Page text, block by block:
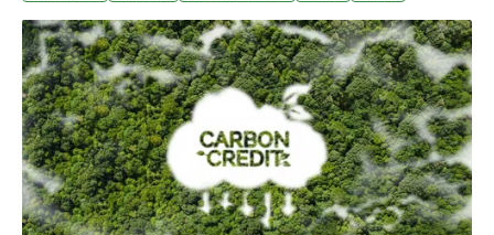
所成立一年 交易體系漸成形台灣碳權交易所成立一年，交
易體系逐漸形成，目前上架六項國外碳權，台灣碳權最快
下個月上架，相關的管理辦法（溫室氣體減量額度交易拍
賣及移轉管理辦法）已在15日正式上路。然而，一些誇大
減碳成效的專案，恐使業者花冤枉錢買到「垃圾碳權」。
台灣碳權交易所總經理田建中22日表示，碳交易機制正在
發展階段，一定會有風險。國外大型企業多購買數個碳權
專案來避險，採用「投資組合」是可行作法。中華經濟研